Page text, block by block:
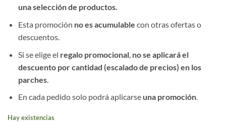
una selección de productos.
Esta promoción no es acumulable con otras ofertas o
descuentos.
Si se elige el regalo promocional, no se aplicará el
descuento por cantidad (escalado de precios) en los
parches.
En cada pedido solo podrá aplicarse una promoción.
Hay existencias